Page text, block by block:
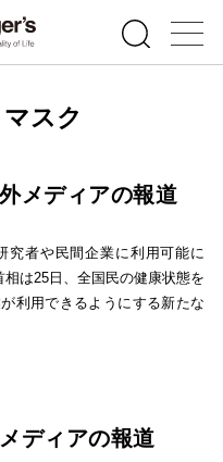
スク
メディアの報道
究者や民間企業に利用可能に
相は25日、全国民の健康状態を
利用できるようにする新たな
ディアの報道